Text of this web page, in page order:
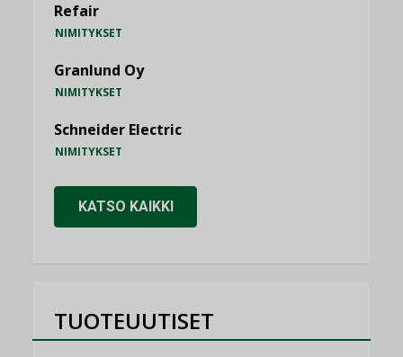
Refair
NIMITYKSET
Granlund Oy
NIMITYKSET
Schneider Electric
NIMITYKSET
KATSO KAIKKI
TUOTEUUTISET